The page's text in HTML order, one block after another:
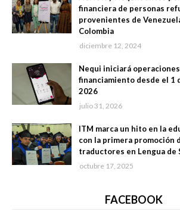
financiera de personas
provenientes de
Colombia
diciembre 12, 2024
Nequi iniciará
financiamiento desde el 1
2026
julio 31, 2026
ITM marca un hito en la
con la primera promoción
traductores en Lengua de
octubre 17, 2025
FACEBOOK